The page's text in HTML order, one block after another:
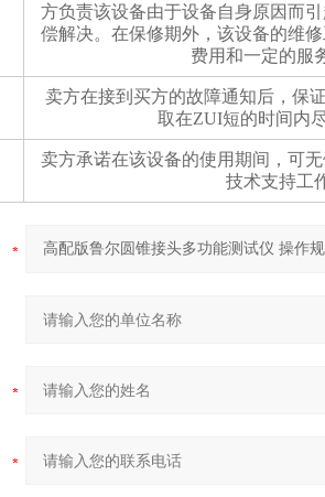
方负责该设备由于设备自身原因而
偿解决。在保修期外，该设备的维
费用和一定的服
卖方在接到买方的故障通知后，保
取在ZUI短的时间内
卖方承诺在该设备的使用期间，可
技术支持工